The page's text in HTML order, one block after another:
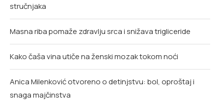
stručnjaka
Masna riba pomaže zdravlju srca i snižava trigliceride
Kako čaša vina utiče na ženski mozak tokom noći
Anica Milenković otvoreno o detinjstvu: bol, oproštaj i
snaga majčinstva